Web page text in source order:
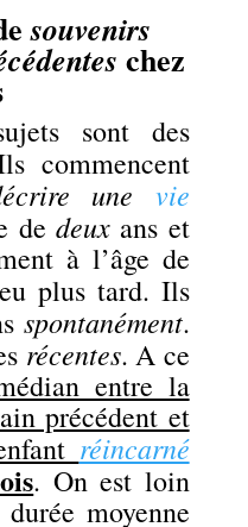
souvenirs
chez
sont des
commencent
une vie
de deuxans et
à l’âge de
plus tard. Ils
spontanément.
récentes. A ce
entre la
précédent et
réincarné
. On est loin
moyenne